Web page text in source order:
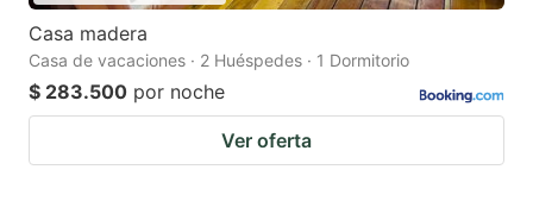
Casa madera
Casa de vacaciones · 2 Huéspedes · 1 Dormitorio
$ 283.500 por noche
Ver oferta